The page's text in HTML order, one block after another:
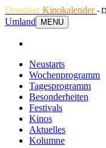
DresdnerKinokalender -
Umland
MENU
Neustarts
Wochenprogramm
Tagesprogramm
Besonderheiten
Festivals
Kinos
Aktuelles
Kolumne